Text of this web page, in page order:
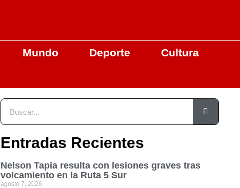
Mundo Deporte
Cultura
Entradas Recientes
Nelson Tapia resulta con lesiones graves tras
volcamiento en la Ruta 5 Sur
agosto 7, 2026